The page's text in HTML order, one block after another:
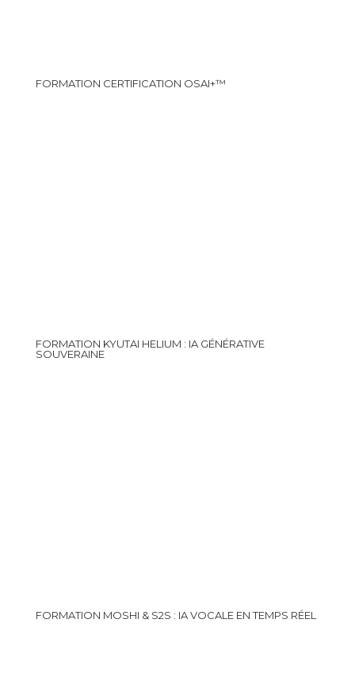
FORMATION CERTIFICATION OSAI+™
FORMATION KYUTAI HELIUM : IA GÉNÉRATIVE
SOUVERAINE
FORMATION MOSHI & S2S : IA VOCALE EN TEMPS RÉEL